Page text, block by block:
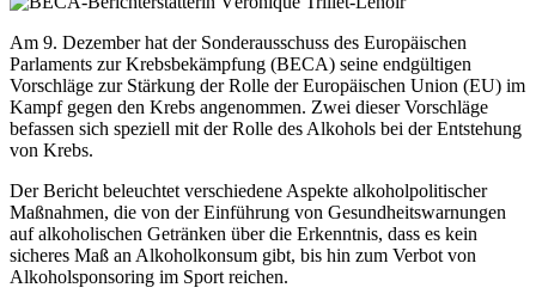
Am 9. Dezember hat der Sonderausschuss des Europäischen
Parlaments zur Krebsbekämpfung (BECA) seine endgültigen
Vorschläge zur Stärkung der Rolle der Europäischen Union (EU) im
Kampf gegen den Krebs angenommen. Zwei dieser Vorschläge
befassen sich speziell mit der Rolle des Alkohols bei der Entstehung
von Krebs.
Der Bericht beleuchtet verschiedene Aspekte alkoholpolitischer
Maßnahmen, die von der Einführung von Gesundheitswarnungen
auf alkoholischen Getränken über die Erkenntnis, dass es kein
sicheres Maß an Alkoholkonsum gibt, bis hin zum Verbot von
Alkoholsponsoring im Sport reichen.